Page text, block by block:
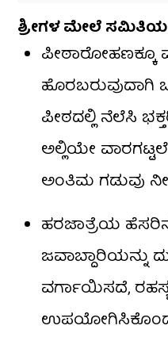
ಶ್ರೀಗಳ ಮೇಲೆ
ಪೀಠಾರೋಹಣಕ್ಕೂ
ಹೊರಬರುವುದಾಗಿ
ಪೀಠದಲ್ಲಿ ನೆಲೆಸಿ
ಅಲ್ಲಿಯೇ ವಾರಗಟ್ಟಲೆ
ಅಂತಿಮ ಗಡುವು
ಹರಜಾತ್ರೆಯ
ಜವಾಬ್ದಾರಿಯನ್ನು
ವರ್ಗಾಯಿಸದೆ,